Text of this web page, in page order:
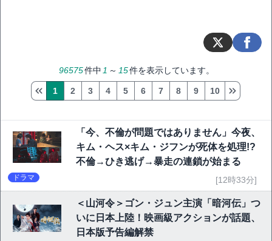
96575件中 1 ～ 15件を表示しています。
1 2 3 4 5 6 7 8 9 10
「今、不倫が問題ではありません」今夜、
キム・ヘス×キム・ジフンが死体を処理!?
不倫→ひき逃げ→暴走の連鎖が始まる
ドラマ [12時33分]
＜山河令＞ゴン・ジュン主演「暗河伝」つ
いに日本上陸！映画級アクションが話題、
日本版予告編解禁